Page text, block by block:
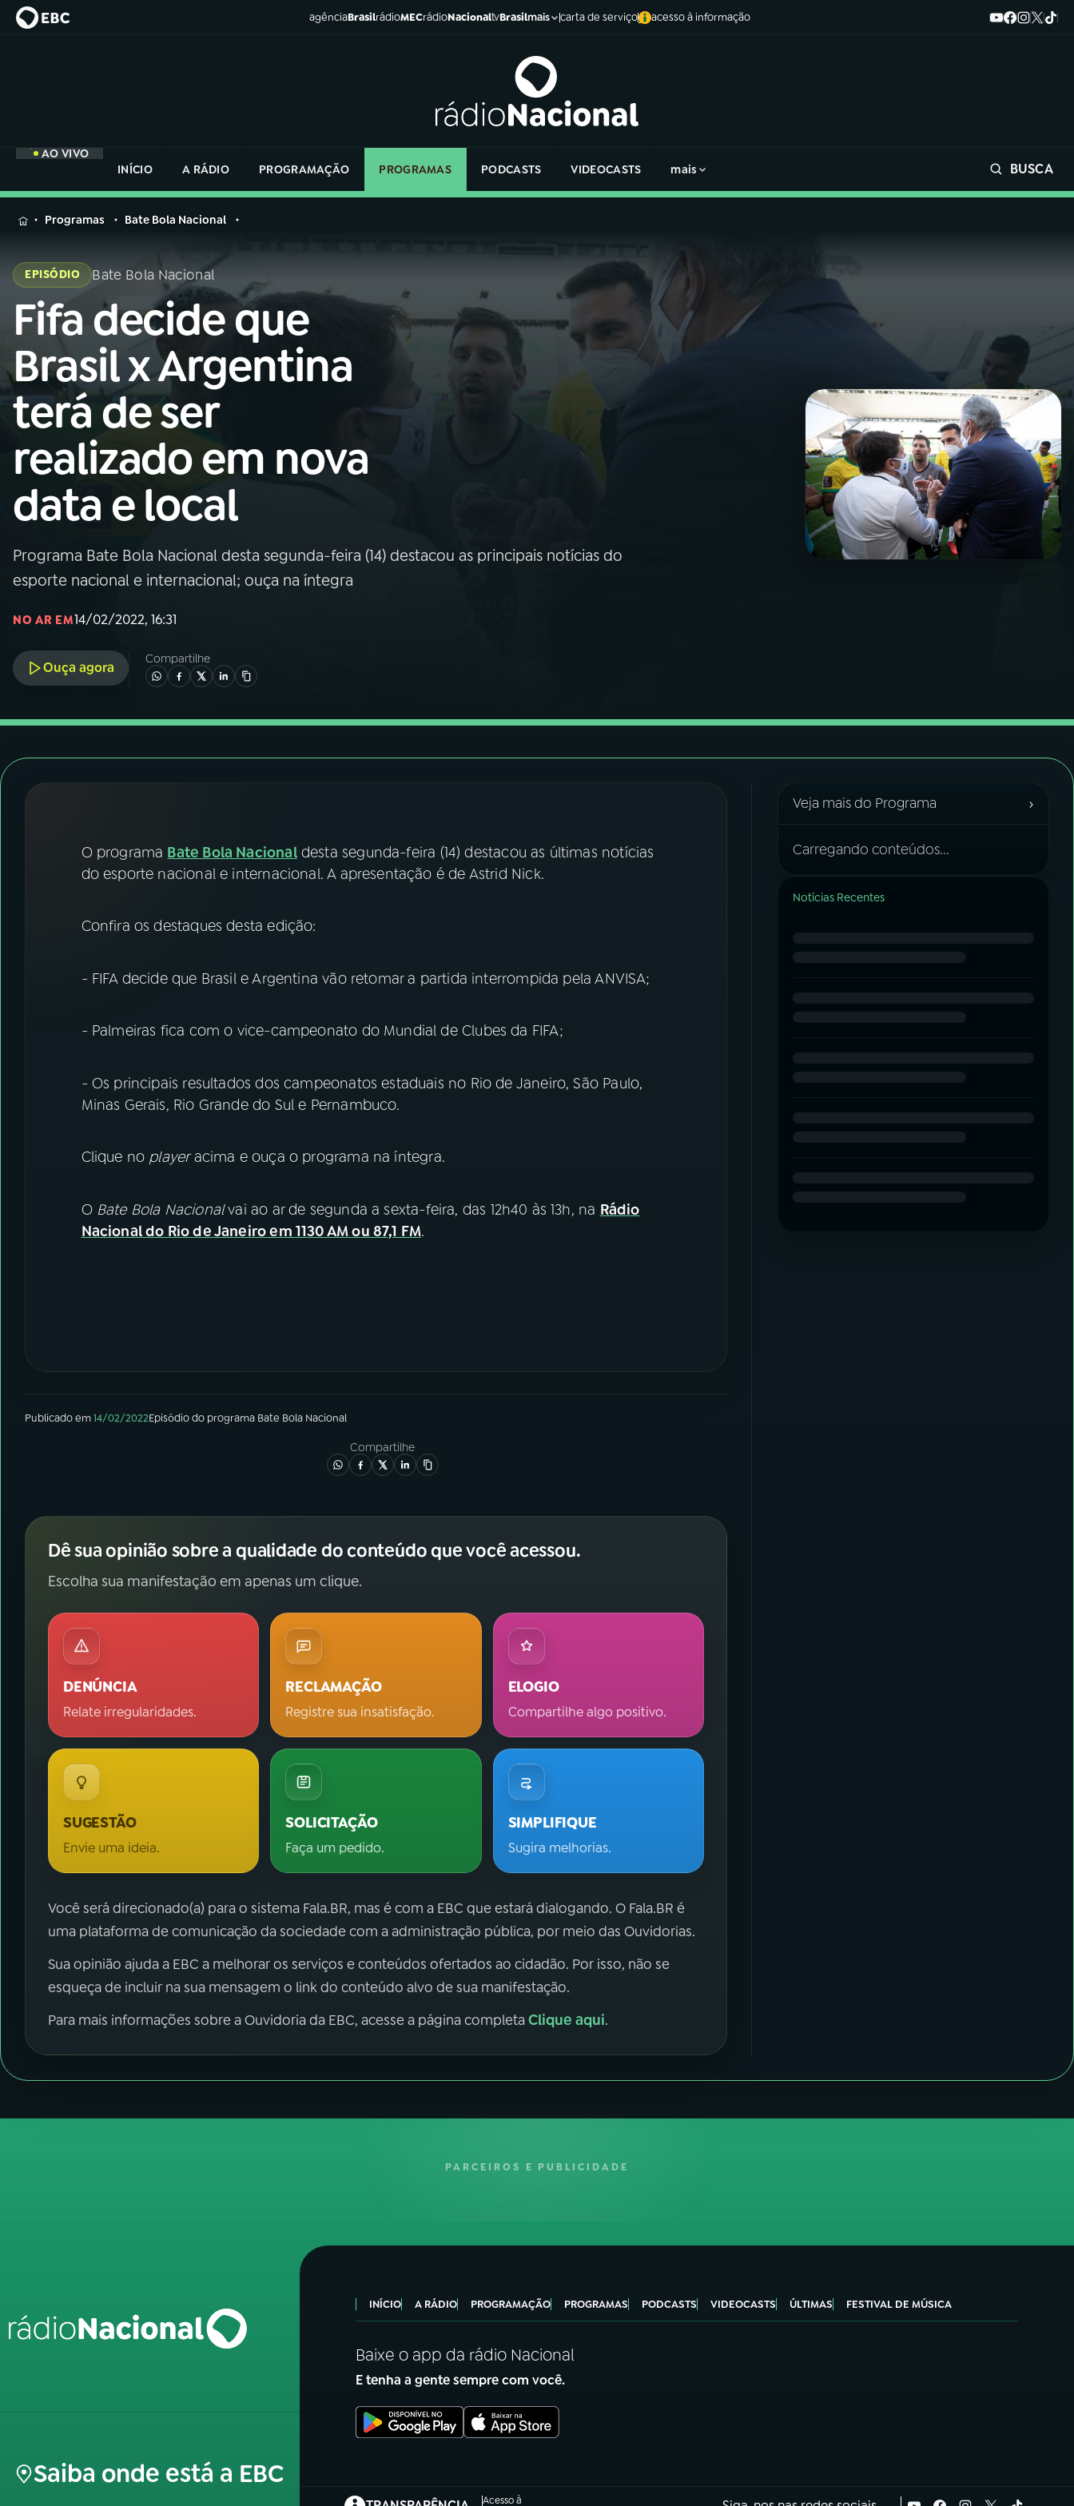
agênciaBrasilrádioMECrádioNacionaltvBrasilmais carta de serviço acesso à informação
AO VIVO
INÍCIO
A RÁDIO PROGRAMAÇÃO PROGRAMAS PODCASTS VIDEOCASTS mais BUSCA
MENU
Buscar
na
Rádio
Nacional
Buscar
AO VIVO
01INÍCIO
02A RÁDIO
03 PROGRAMAÇÃO
04PROGRAMAS
05 PODCASTS
06VIDEOCASTS
07ÚLTIMAS
YouTube Facebook
na
Rádio
Nacional
Programas Bate Bola Nacional
EPISÓDIO Bate Bola Nacional
Fifa decide que
Brasil x Argentina
terá de ser
realizado em nova
data e local
Programa Bate Bola Nacional desta segunda-feira (14) destacou as principais notícias do
esporte nacional e internacional; ouça na íntegra
NO AR EM14/02/2022, 16:31
Ouça agora
Compartilhe
O programa Bate Bola Nacional desta segunda-feira (14) destacou as últimas notícias
do esporte nacional e internacional. A apresentação é de Astrid Nick.
Confira os destaques desta edição:
- FIFA decide que Brasil e Argentina vão retomar a partida interrompida pela ANVISA;
- Palmeiras fica com o vice-campeonato do Mundial de Clubes da FIFA;
- Os principais resultados dos campeonatos estaduais no Rio de Janeiro, São Paulo,
Minas Gerais, Rio Grande do Sul e Pernambuco.
Clique no playeracima e ouça o programa na íntegra.
O Bate Bola Nacionalvai ao ar de segunda a sexta-feira, das 12h40 às 13h, na Rádio
Nacional do Rio de Janeiro em 1130 AM ou 87,1 FM.
Publicado em14/02/2022Episódiodo programa Bate Bola Nacional
Compartilhe
Dê sua opinião sobre a qualidade do conteúdo que você acessou.
Escolha sua manifestação em apenas um clique.
DENÚNCIA
Relate irregularidades.
RECLAMAÇÃO
Registre sua insatisfação.
ELOGIO
Compartilhe algo positivo.
SUGESTÃO
Envie uma ideia.
SOLICITAÇÃO
Faça um pedido.
SIMPLIFIQUE
Sugira melhorias.
Você será direcionado(a) para o sistema Fala.BR, mas é com a EBC que estará dialogando. O Fala.BR é
uma plataforma de comunicação da sociedade com a administração pública, por meio das Ouvidorias.
Sua opinião ajuda a EBC a melhorar os serviços e conteúdos ofertados ao cidadão. Por isso, não se
esqueça de incluir na sua mensagem o link do conteúdo alvo de sua manifestação.
Para mais informações sobre a Ouvidoria da EBC, acesse a página completaClique aqui.
Veja mais do Programa ›
Carregando conteúdos...
Notícias Recentes
PARCEIROS E PUBLICIDADE
Saiba onde está a EBC
INÍCIO A RÁDIO PROGRAMAÇÃO PROGRAMAS PODCASTS VIDEOCASTS ÚLTIMAS FESTIVAL DE MÚSICA
Baixe o app da rádio Nacional
E tenha a gente sempre com você.
Acesso à